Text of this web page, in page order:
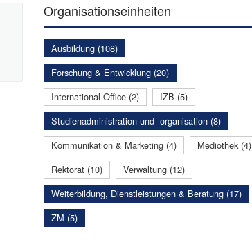
Organisationseinheiten
Ausbildung (108)
Forschung & Entwicklung (20)
International Office (2)
IZB (5)
Studienadministration und -organisation (8)
Kommunikation & Marketing (4)
Mediothek (4)
Rektorat (10)
Verwaltung (12)
Weiterbildung, Dienstleistungen & Beratung (17)
ZM (5)